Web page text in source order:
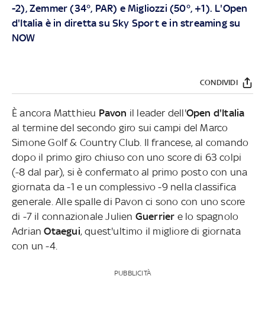
-2), Zemmer (34°, PAR) e Migliozzi (50°, +1). L'Open
d'Italia è in diretta su Sky Sport e in streaming su
NOW
CONDIVIDI
È ancora Matthieu Pavon il leader dell'Open d'Italia
al termine del secondo giro sui campi del Marco
Simone Golf & Country Club. Il francese, al comando
dopo il primo giro chiuso con uno score di 63 colpi
(-8 dal par), si è confermato al primo posto con una
giornata da -1 e un complessivo -9 nella classifica
generale. Alle spalle di Pavon ci sono con uno score
di -7 il connazionale Julien Guerrier e lo spagnolo
AdrianOtaegui, quest'ultimo il migliore di giornata
con un -4.
PUBBLICITÀ